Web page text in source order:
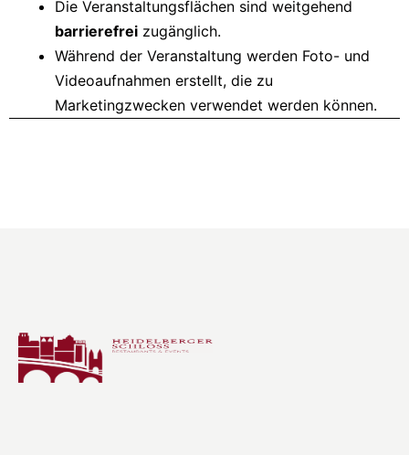
Die Veranstaltungsflächen sind weitgehend
barrierefrei zugänglich.
Während der Veranstaltung werden Foto- und
Videoaufnahmen erstellt, die zu
Marketingzwecken verwendet werden können.